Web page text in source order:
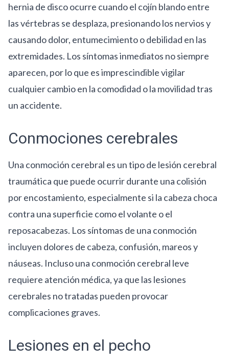
hernia de disco ocurre cuando el cojín blando entre
las vértebras se desplaza, presionando los nervios y
causando dolor, entumecimiento o debilidad en las
extremidades. Los síntomas inmediatos no siempre
aparecen, por lo que es imprescindible vigilar
cualquier cambio en la comodidad o la movilidad tras
un accidente.
Conmociones cerebrales
Una conmoción cerebral es un tipo de lesión cerebral
traumática que puede ocurrir durante una colisión
por encostamiento, especialmente si la cabeza choca
contra una superficie como el volante o el
reposacabezas. Los síntomas de una conmoción
incluyen dolores de cabeza, confusión, mareos y
náuseas. Incluso una conmoción cerebral leve
requiere atención médica, ya que las lesiones
cerebrales no tratadas pueden provocar
complicaciones graves.
Lesiones en el pecho